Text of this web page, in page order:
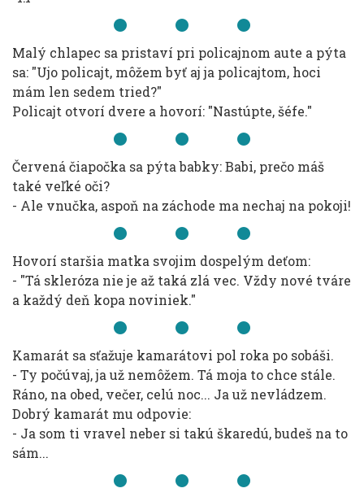
Malý chlapec sa pristaví pri policajnom aute a pýta
sa: "Ujo policajt, môžem byť aj ja policajtom, hoci
mám len sedem tried?"
Policajt otvorí dvere a hovorí: "Nastúpte, šéfe."
Červená čiapočka sa pýta babky: Babi, prečo máš
také veľké oči?
- Ale vnučka, aspoň na záchode ma nechaj na pokoji!
Hovorí staršia matka svojim dospelým deťom:
- "Tá skleróza nie je až taká zlá vec. Vždy nové tváre
a každý deň kopa noviniek."
Kamarát sa sťažuje kamarátovi pol roka po sobáši.
- Ty počúvaj, ja už nemôžem. Tá moja to chce stále.
Ráno, na obed, večer, celú noc... Ja už nevládzem.
Dobrý kamarát mu odpovie:
- Ja som ti vravel neber si takú škaredú, budeš na to
sám...